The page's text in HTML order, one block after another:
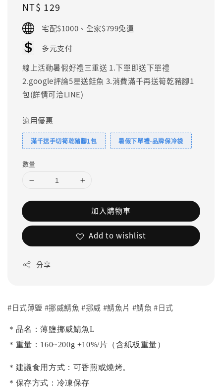
Regular
price
NT$ 129
宅配$1000、全家$799免運
多元支付
線上活動暑假好禮三重送 1.下單即送下單禮
2.google評論5星送鮭魚 3.消費滿千再送筍乾豬腳1
包(詳情可洽LINE)
適用優惠
滿千送手切筍乾豬腳1包 暑假下單禮-品牌保冷袋
數量
加入購物車
Add to wishlist
分享
#日式薄鹽 #挪威鯖魚 #挪威 #鯖魚片 #鯖魚 #日式
＊品名：薄鹽挪威鯖魚L
＊重量：160~200g ±10%/片（含紙板重量）
＊建議食用方式：可香煎或燒烤。
＊保存方式：冷凍保存